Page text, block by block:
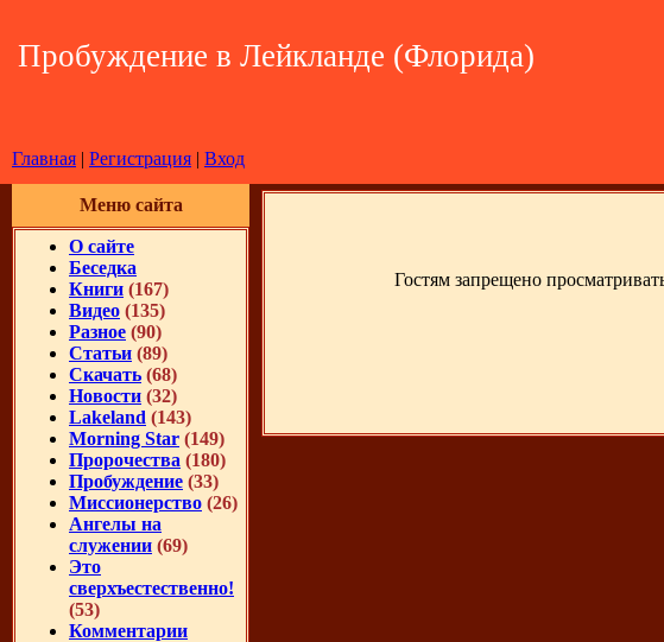
Пробуждение в Лейкланде (Флорида)
Главная | Регистрация | Вход
Меню сайта
О сайте
Беседка
Книги (167)
Видео (135)
Разное (90)
Статьи (89)
Скачать (68)
Новости (32)
Lakeland (143)
Morning Star (149)
Пророчества (180)
Пробуждение (33)
Миссионерство (26)
Ангелы на
служении (69)
Это
сверхъестественно!
(53)
Комментарии
Гостям запрещено